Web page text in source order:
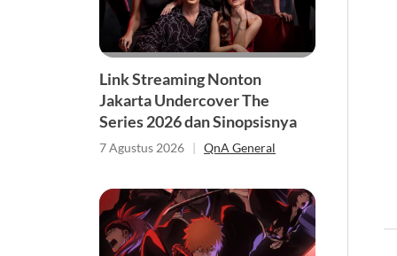
Link Streaming Nonton
Jakarta Undercover The
Series 2026 dan Sinopsisnya
7 Agustus 2026 | QnA General